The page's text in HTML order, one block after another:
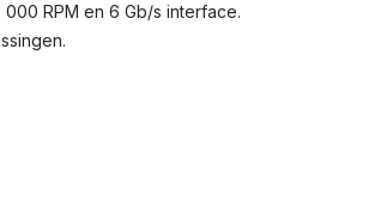
RPM en 6 Gb/s interface.